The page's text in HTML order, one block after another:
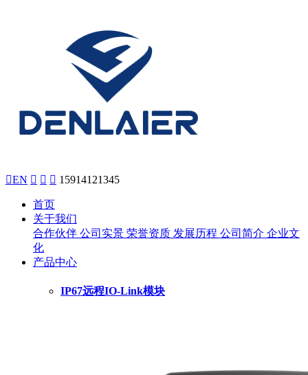
EN    15914121345
首页
关于我们
合作伙伴 公司实景 荣誉资质 发展历程 公司简介 企业文
化
产品中心
IP67远程IO-Link模块